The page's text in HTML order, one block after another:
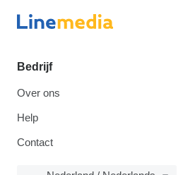
Bedrijf
Over ons
Help
Contact